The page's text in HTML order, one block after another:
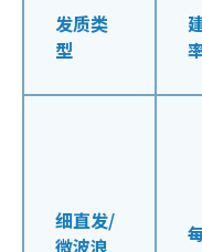
发质类
型
细直发/